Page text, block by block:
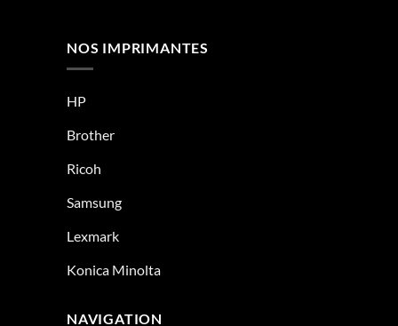
NOS IMPRIMANTES
HP
Brother
Ricoh
Samsung
Lexmark
Konica Minolta
NAVIGATION